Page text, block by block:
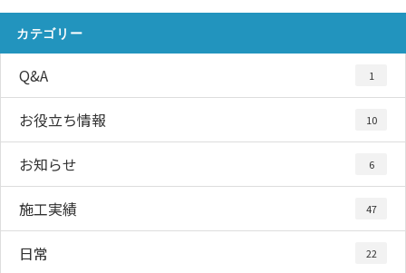
カテゴリー
Q&A 1
お役立ち情報 10
お知らせ 6
施工実績 47
日常 22